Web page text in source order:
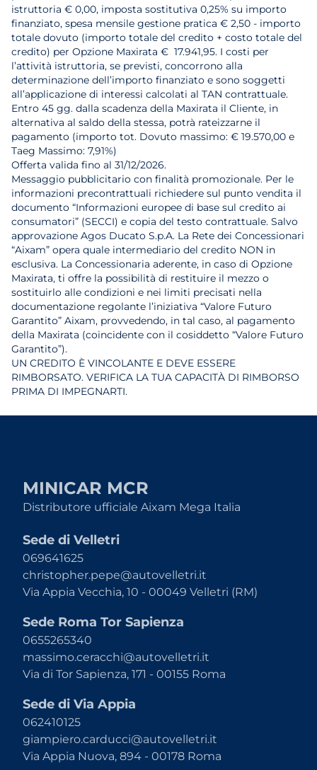
istruttoria € 0,00, imposta sostitutiva 0,25% su importo
finanziato, spesa mensile gestione pratica € 2,50 - importo
totale dovuto (importo totale del credito + costo totale del
credito) per Opzione Maxirata € 17.941,95. I costi per
l’attività istruttoria, se previsti, concorrono alla
determinazione dell’importo finanziato e sono soggetti
all’applicazione di interessi calcolati al TAN contrattuale.
Entro 45 gg. dalla scadenza della Maxirata il Cliente, in
alternativa al saldo della stessa, potrà rateizzarne il
pagamento (importo tot. Dovuto massimo: € 19.570,00 e
Taeg Massimo: 7,91%)
Offerta valida fino al 31/12/2026.
Messaggio pubblicitario con finalità promozionale. Per le
informazioni precontrattuali richiedere sul punto vendita il
documento “Informazioni europee di base sul credito ai
consumatori” (SECCI) e copia del testo contrattuale. Salvo
approvazione Agos Ducato S.p.A. La Rete dei Concessionari
“Aixam” opera quale intermediario del credito NON in
esclusiva. La Concessionaria aderente, in caso di Opzione
Maxirata, ti offre la possibilità di restituire il mezzo o
sostituirlo alle condizioni e nei limiti precisati nella
documentazione regolante l’iniziativa “Valore Futuro
Garantito” Aixam, provvedendo, in tal caso, al pagamento
della Maxirata (coincidente con il cosiddetto “Valore Futuro
Garantito”).
UN CREDITO È VINCOLANTE E DEVE ESSERE
RIMBORSATO. VERIFICA LA TUA CAPACITÀ DI RIMBORSO
PRIMA DI IMPEGNARTI.
MINICAR MCR
Distributore ufficiale Aixam Mega Italia
Sede di Velletri
069641625
christopher.pepe@autovelletri.it
Via Appia Vecchia, 10 - 00049 Velletri (RM)
Sede Roma Tor Sapienza
0655265340
massimo.ceracchi@autovelletri.it
Via di Tor Sapienza, 171 - 00155 Roma
Sede di Via Appia
062410125
giampiero.carducci@autovelletri.it
Via Appia Nuova, 894 - 00178 Roma